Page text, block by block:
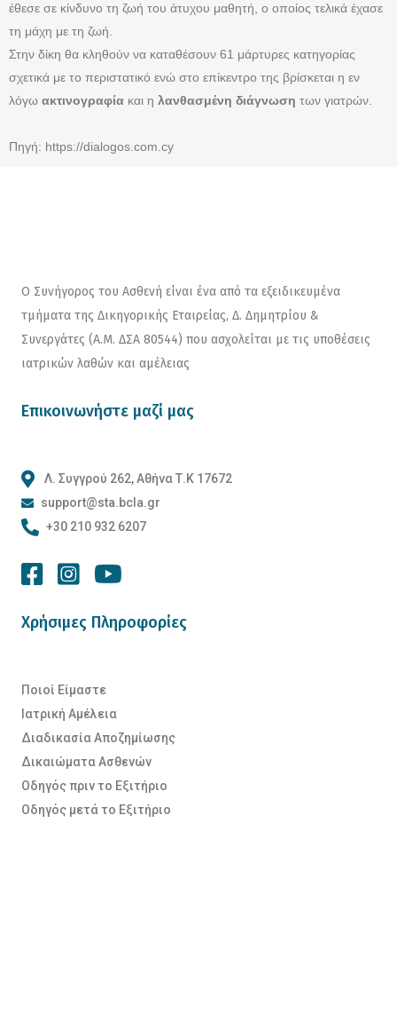
έθεσε σε κίνδυνο τη ζωή του άτυχου μαθητή, ο οποίος τελικά έχασε
τη μάχη με τη ζωή.
Στην δίκη θα κληθούν να καταθέσουν 61 μάρτυρες κατηγορίας
σχετικά με το περιστατικό ενώ στο επίκεντρο της βρίσκεται η εν
λόγω ακτινογραφία και η λανθασμένη διάγνωση των γιατρών.
Πηγή: https://dialogos.com.cy
Ο Συνήγορος του Ασθενή είναι ένα από τα εξειδικευμένα
τμήματα της Δικηγορικής Εταιρείας, Δ. Δημητρίου &
Συνεργάτες (Α.Μ. ΔΣΑ 80544) που ασχολείται με τις υποθέσεις
ιατρικών λαθών και αμέλειας
Επικοινωνήστε μαζί μας
Λ. Συγγρού 262, Αθήνα Τ.Κ 17672
support@sta.bcla.gr
+30 210 932 6207
Χρήσιμες Πληροφορίες
Ποιοί Είμαστε
Ιατρική Αμέλεια
Διαδικασία Αποζημίωσης
Δικαιώματα Ασθενών
Οδηγός πριν το Εξιτήριο
Οδηγός μετά το Εξιτήριο